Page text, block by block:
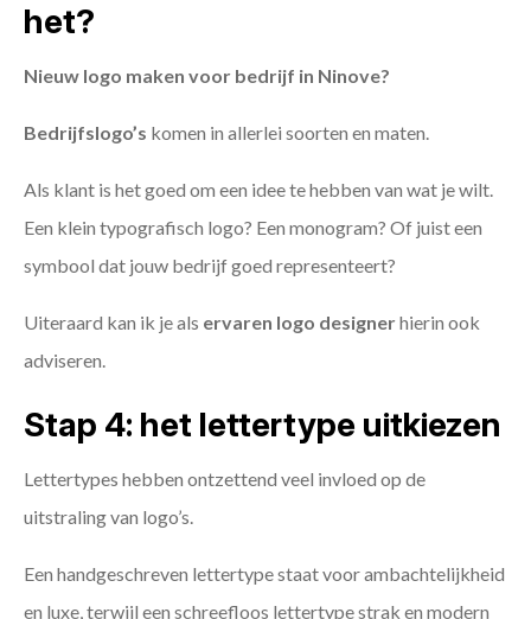
het?
Nieuw logo maken voor bedrijf in Ninove?
Bedrijfslogo’s komen in allerlei soorten en maten.
Als klant is het goed om een idee te hebben van wat je wilt.
Een klein typografisch logo? Een monogram? Of juist een
symbool dat jouw bedrijf goed representeert?
Uiteraard kan ik je als ervaren logo designerhierin ook
adviseren.
Stap 4: het lettertype uitkiezen
Lettertypes hebben ontzettend veel invloed op de
uitstraling van logo’s.
Een handgeschreven lettertype staat voor ambachtelijkheid
en luxe, terwijl een schreefloos lettertype strak en modern